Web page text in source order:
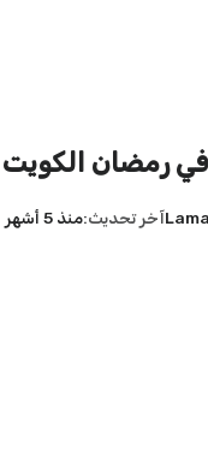
رمضان الكويت
آخر تحديث منذ 5 أشهر